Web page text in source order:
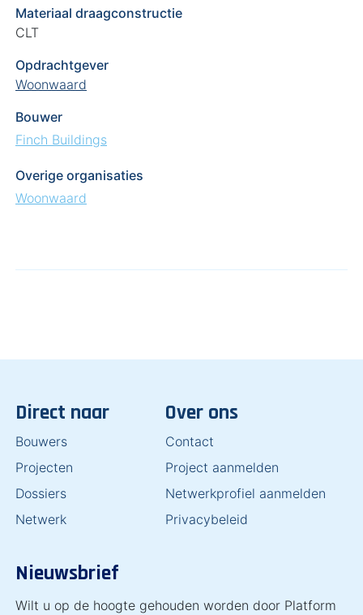
Materiaal draagconstructie
CLT
Opdrachtgever
Woonwaard
Bouwer
Finch Buildings
Overige organisaties
Woonwaard
Direct naar
Bouwers
Projecten
Dossiers
Netwerk
Over ons
Contact
Project aanmelden
Netwerkprofiel aanmelden
Privacybeleid
Nieuwsbrief
Wilt u op de hoogte gehouden worden door Platform